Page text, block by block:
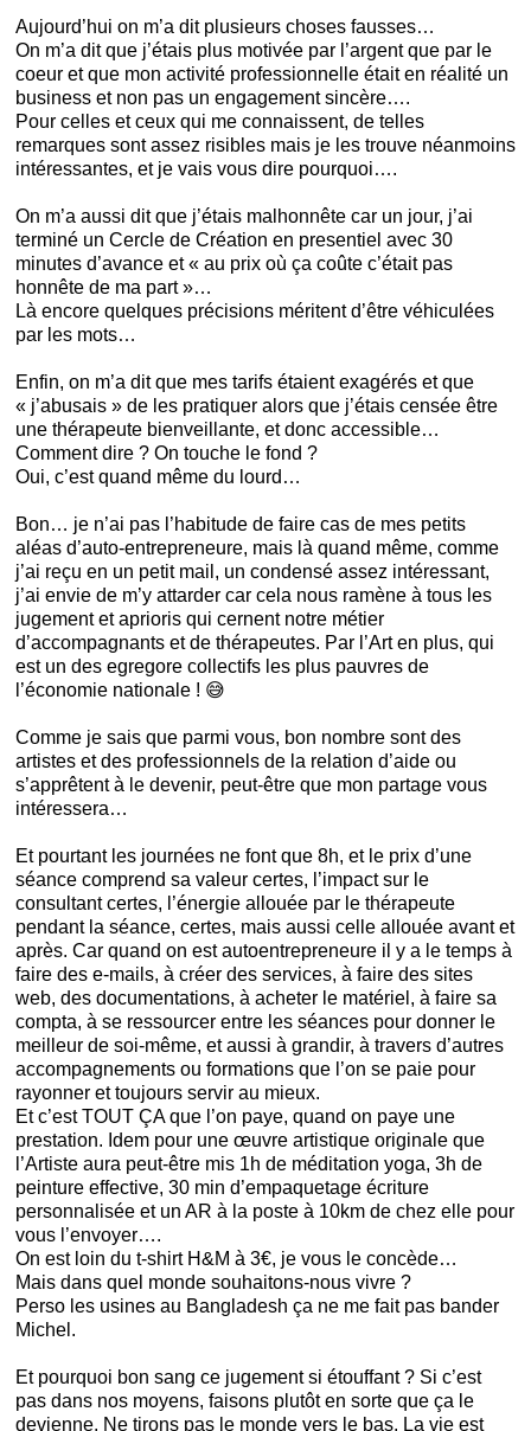
Aujourd’hui on m’a dit plusieurs choses fausses…
On m’a dit que j’étais plus motivée par l’argent que par le
coeur et que mon activité professionnelle était en réalité un
business et non pas un engagement sincère….
Pour celles et ceux qui me connaissent, de telles
remarques sont assez risibles mais je les trouve néanmoins
intéressantes, et je vais vous dire pourquoi….
On m’a aussi dit que j’étais malhonnête car un jour, j’ai
terminé un Cercle de Création en presentiel avec 30
minutes d’avance et « au prix où ça coûte c’était pas
honnête de ma part »…
Là encore quelques précisions méritent d’être véhiculées
par les mots…
Enfin, on m’a dit que mes tarifs étaient exagérés et que
« j’abusais » de les pratiquer alors que j’étais censée être
une thérapeute bienveillante, et donc accessible…
Comment dire ? On touche le fond ?
Oui, c’est quand même du lourd…
Bon… je n’ai pas l’habitude de faire cas de mes petits
aléas d’auto-entrepreneure, mais là quand même, comme
j’ai reçu en un petit mail, un condensé assez intéressant,
j’ai envie de m’y attarder car cela nous ramène à tous les
jugement et aprioris qui cernent notre métier
d’accompagnants et de thérapeutes. Par l’Art en plus, qui
est un des egregore collectifs les plus pauvres de
l’économie nationale ! 😅
Comme je sais que parmi vous, bon nombre sont des
artistes et des professionnels de la relation d’aide ou
s’apprêtent à le devenir, peut-être que mon partage vous
intéressera…
Et pourtant les journées ne font que 8h, et le prix d’une
séance comprend sa valeur certes, l’impact sur le
consultant certes, l’énergie allouée par le thérapeute
pendant la séance, certes, mais aussi celle allouée avant et
après. Car quand on est autoentrepreneure il y a le temps à
faire des e-mails, à créer des services, à faire des sites
web, des documentations, à acheter le matériel, à faire sa
compta, à se ressourcer entre les séances pour donner le
meilleur de soi-même, et aussi à grandir, à travers d’autres
accompagnements ou formations que l’on se paie pour
rayonner et toujours servir au mieux.
Et c’est TOUT ÇA que l’on paye, quand on paye une
prestation. Idem pour une œuvre artistique originale que
l’Artiste aura peut-être mis 1h de méditation yoga, 3h de
peinture effective, 30 min d’empaquetage écriture
personnalisée et un AR à la poste à 10km de chez elle pour
vous l’envoyer….
On est loin du t-shirt H&M à 3€, je vous le concède…
Mais dans quel monde souhaitons-nous vivre ?
Perso les usines au Bangladesh ça ne me fait pas bander
Michel.
Et pourquoi bon sang ce jugement si étouffant ? Si c’est
pas dans nos moyens, faisons plutôt en sorte que ça le
devienne. Ne tirons pas le monde vers le bas. La vie est